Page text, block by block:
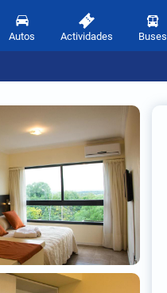
Autos Actividades Buses